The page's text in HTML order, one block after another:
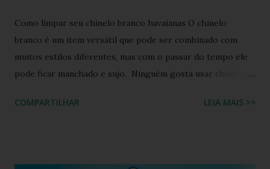
Como limpar seu chinelo branco havaianas O chinelo
branco é um item versátil que pode ser combinado com
muitos estilos diferentes, mas com o passar do tempo ele
pode ficar manchado e sujo. Ninguém gosta usar chinelo
branca ou alguma cor clara, principalmente os chinelos
COMPARTILHAR LEIA MAIS >>